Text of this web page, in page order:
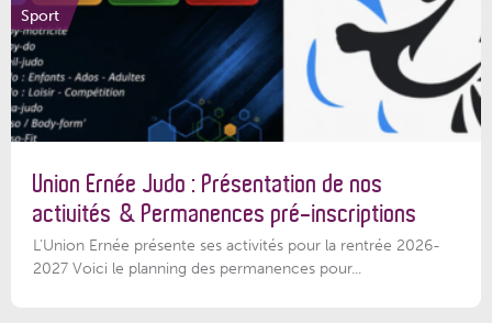
Sport
Union Ernée Judo : Présentation de nos
activités & Permanences pré-inscriptions
L'Union Ernée présente ses activités pour la rentrée 2026-
2027 Voici le planning des permanences pour...